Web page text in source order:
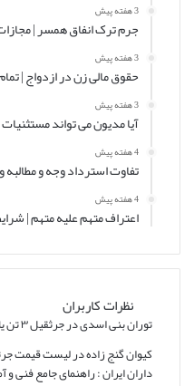
3 هفته پیش
جرم ترک انفاق همسر |
3 هفته پیش
حقوق مالی زن در ازدواج |
3 هفته پیش
آیا مدیون می تواند
4 هفته پیش
تفاوت استرداد وجه و
4 هفته پیش
اعتراف متهم علیه متهم |
نظرات کاربران
توران بنی اسدیدرجرثقیل ۳ تن یا ۷ تن؟ راهنمای انتخاب برای سازنده‌ها
کیوان گنج زادهدرلیست قیمت
داران ایران : راهنمای جامع فنی